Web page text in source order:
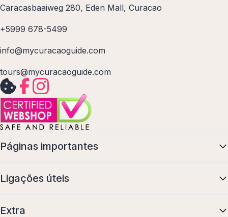
Caracasbaaiweg 280, Eden Mall, Curacao
+5999 678-5499
info@mycuracaoguide.com
tours@mycuracaoguide.com
Páginas importantes
Ligações úteis
Extra